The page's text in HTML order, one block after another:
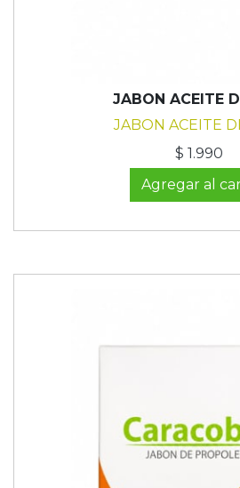
JABON ACEITE
JABON ACEITE
$ 1.990
Agregar al